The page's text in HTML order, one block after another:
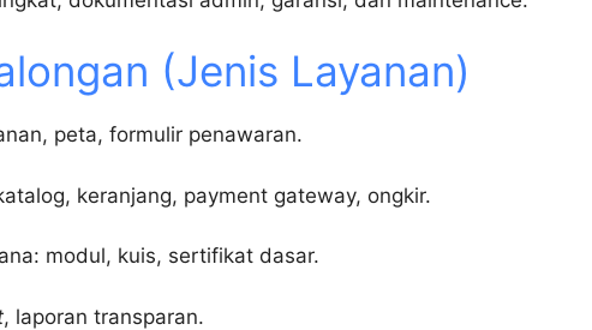
(Jenis Layanan)
peta, formulir penawaran.
keranjang, payment gateway, ongkir.
modul, kuis, sertifikat dasar.
, laporan transparan.